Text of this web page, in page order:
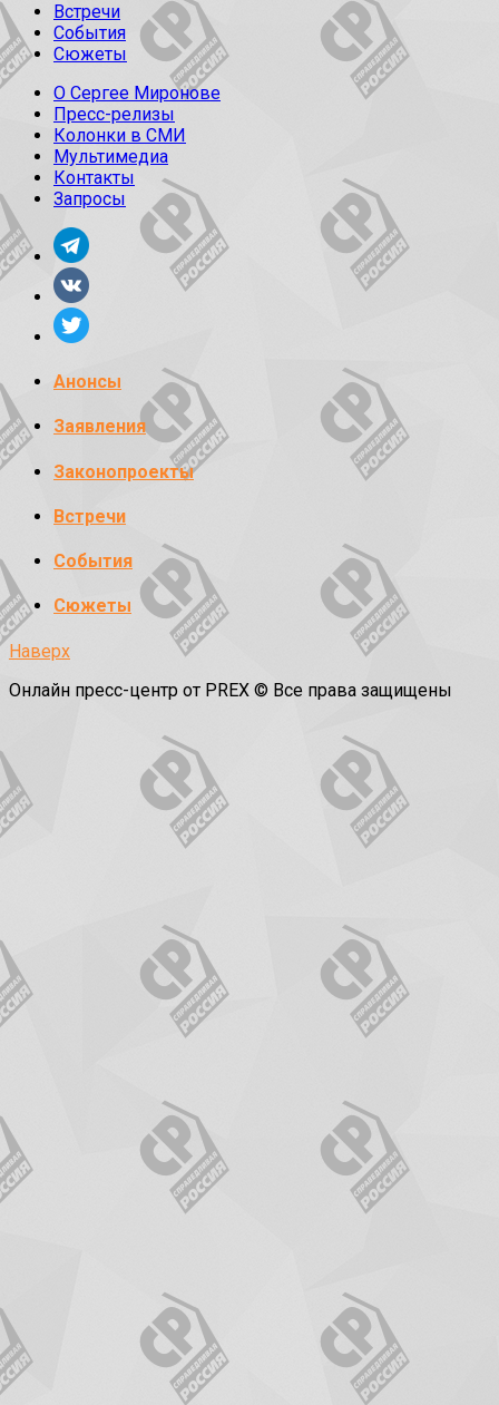
Встречи
События
Сюжеты
О Сергее Миронове
Пресс-релизы
Колонки в СМИ
Мультимедиа
Контакты
Запросы
Анонсы
Заявления
Законопроекты
Встречи
События
Сюжеты
Наверх
Онлайн пресс-центр от PREX © Все права защищены